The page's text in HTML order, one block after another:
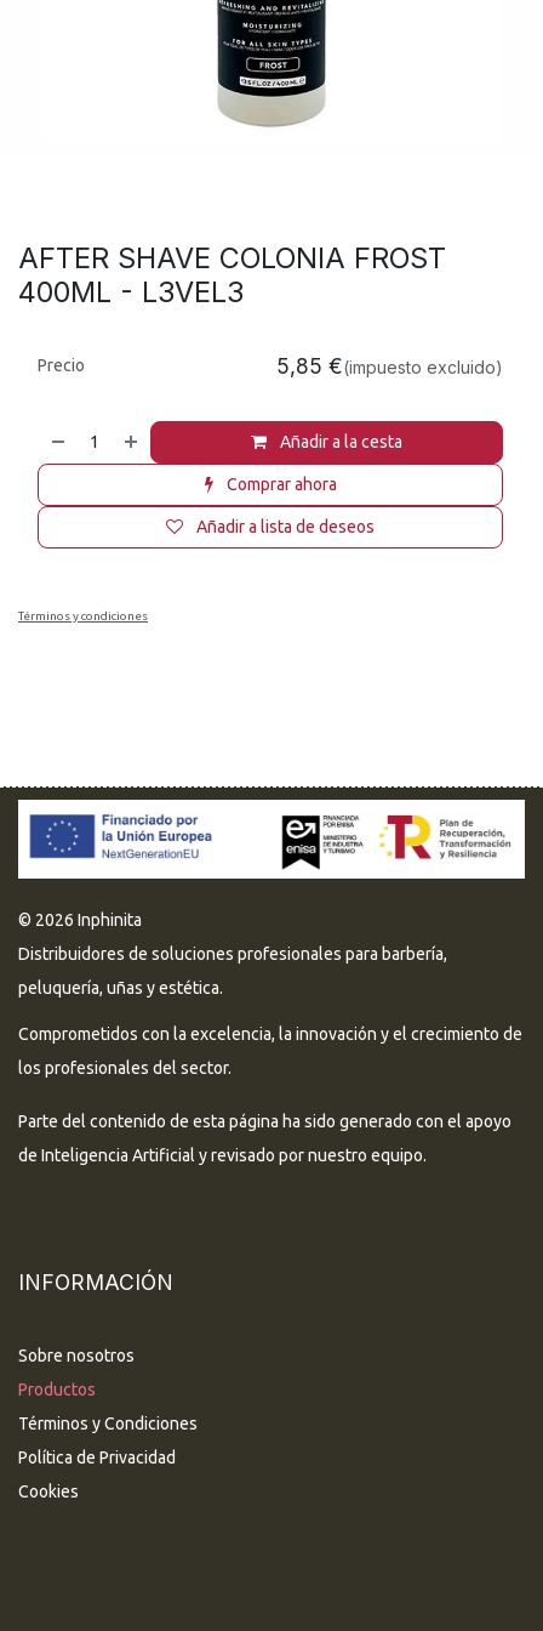
AFTER SHAVE COLONIA FROST
400ML - L3VEL3
Añadir a la cesta
Comprar ahora
Añadir a lista de deseos
Precio 5,85 €(impuesto excluido)
Términos y condiciones
© 2026 Inphinita
Distribuidores de soluciones profesionales para barbería,
peluquería, uñas y estética.
Comprometidos con la excelencia, la innovación y el crecimiento de
los profesionales del sector.
Parte del contenido de esta página ha sido generado con el apoyo
de Inteligencia Artificial y revisado por nuestro equipo.
INFORMACIÓN
Sobre nosotros
Productos
Términos y Condiciones
Política de Privacidad
Cookies